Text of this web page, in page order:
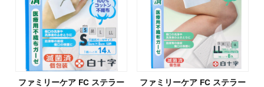
ファミリーケア FC ステラー
ファミリーケア FC ステラー